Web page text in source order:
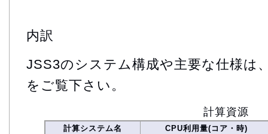
内訳
JSS3のシステム構成や主要な仕様は
をご覧下さい。
計算資源
計算システム名
CPU利用量(コア・時)